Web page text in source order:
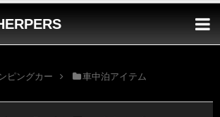
ピングカー 車中泊アイテム